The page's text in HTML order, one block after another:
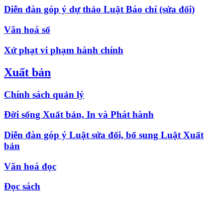
Diễn đàn góp ý dự thảo Luật Báo chí (sửa đổi)
Văn hoá số
Xử phạt vi phạm hành chính
Xuất bản
Chính sách quản lý
Đời sống Xuất bản, In và Phát hành
Diễn đàn góp ý Luật sửa đổi, bổ sung Luật Xuất
bản
Văn hoá đọc
Đọc sách